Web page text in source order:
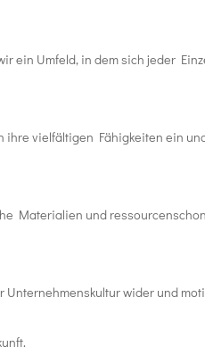
ein Umfeld, in dem sich jeder
vielfältigen Fähigkeiten ein
Materialien und
Unternehmenskultur wider und